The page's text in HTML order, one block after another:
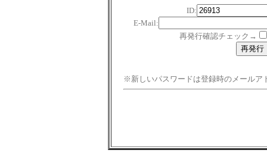
ID:
E-Mail:
再発行確認チェック→
※新しいパスワードは登録時のメールア